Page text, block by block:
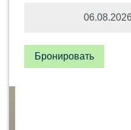
Бронировать